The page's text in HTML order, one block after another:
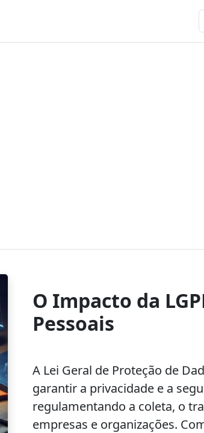
O Impacto da
Pessoais
A Lei Geral de Proteção de
garantir a privacidade e a
regulamentando a coleta, o
empresas e organizações.